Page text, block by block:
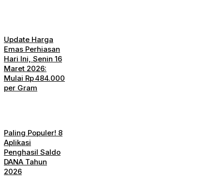
Update Harga
Emas Perhiasan
Hari Ini, Senin 16
Maret 2026:
Mulai Rp 484.000
per Gram
Paling Populer! 8
Aplikasi
Penghasil Saldo
DANA Tahun
2026